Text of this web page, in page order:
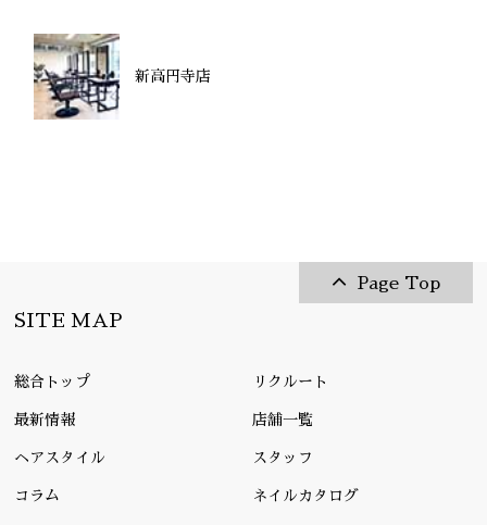
新高円寺店
Page Top
SITE MAP
総合トップ リクルート
最新情報 店舗一覧
ヘアスタイル スタッフ
コラム ネイルカタログ